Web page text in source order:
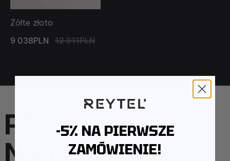
Żółte złoto
9 038PLN
12 911PLN
FAQ –
Najczęściej
-5% NA PIERWSZE
ZAMÓWIENIE!